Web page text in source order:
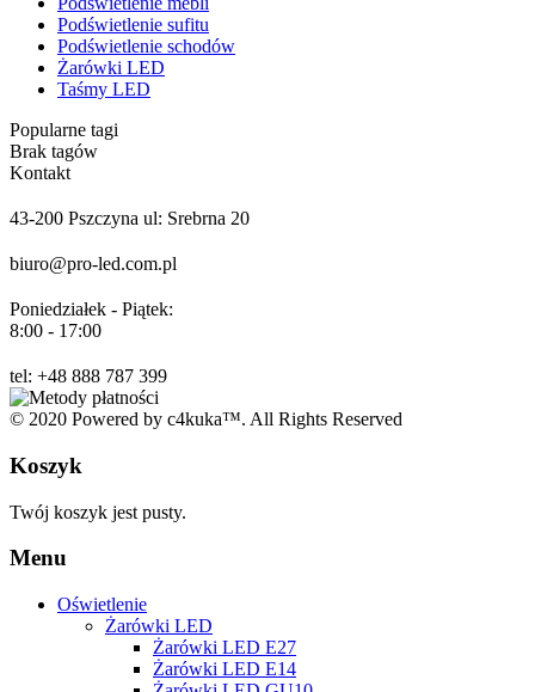
Podświetlenie sufitu
Podświetlenie schodów
Żarówki LED
Taśmy LED
Popularne tagi
Brak tagów
Kontakt
43-200 Pszczyna ul: Srebrna 20
biuro@pro-led.com.pl
Poniedziałek - Piątek:
8:00 - 17:00
tel: +48 888 787 399
© 2020 Powered by c4kuka™. All Rights Reserved
Koszyk
Twój koszyk jest pusty.
Menu
Oświetlenie
Żarówki LED
Żarówki LED E27
Żarówki LED E14